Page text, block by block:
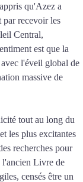
qu'Azez a
par recevoir les
Central,
est que la
l'éveil global de
massive de
tout au long du
les plus excitantes
recherches pour
l'ancien Livre de
censés être un